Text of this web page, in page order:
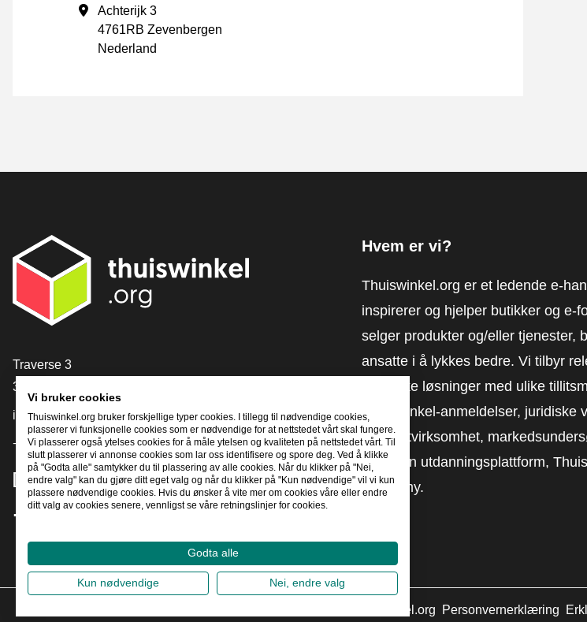
Forretningsadresse
Achterijk 3
4761RB Zevenbergen
Nederland
[_General:Contact]
Traverse 3
3905 NL Veenendaal
info@thuiswinkel.org
+31 (0)318 64 85 75
[_General:SocialMediaTitle]
Hvem er vi?
Thuiswinkel.org er et ledende e-
inspirerer og hjelper butikker og e-
selger produkter og/eller tjenester,
ansatte i å lykkes bedre. Vi tilbyr
praktiske løsninger med ulike
Thuiswinkel-anmeldelser, juridiske
advokatvirksomhet,
vår egen utdanningsplattform,
Academy.
Thuiswinkel.org Personvernerklæring
Vi bruker cookies
Thuiswinkel.org bruker forskjellige typer cookies. I tillegg til nødvendige cookies,
plasserer vi funksjonelle cookies som er nødvendige for at nettstedet vårt skal fungere.
Vi plasserer også ytelses cookies for å måle ytelsen og kvaliteten på nettstedet vårt. Til
slutt plasserer vi annonse cookies som lar oss identifisere og spore deg. Ved å klikke
på "Godta alle" samtykker du til plassering av alle cookies. Når du klikker på "Nei,
endre valg" kan du gjøre ditt eget valg og når du klikker på "Kun nødvendige" vil vi kun
plassere nødvendige cookies. Hvis du ønsker å vite mer om cookies våre eller endre
ditt valg av cookies senere, vennligst se våre retningslinjer for cookies.
Godta alle
Kun nødvendige Nei, endre valg